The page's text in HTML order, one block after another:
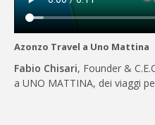
Azonzo Travel a Uno Mattina
Fabio Chisari, Founder &
a UNO MATTINA, dei viaggi